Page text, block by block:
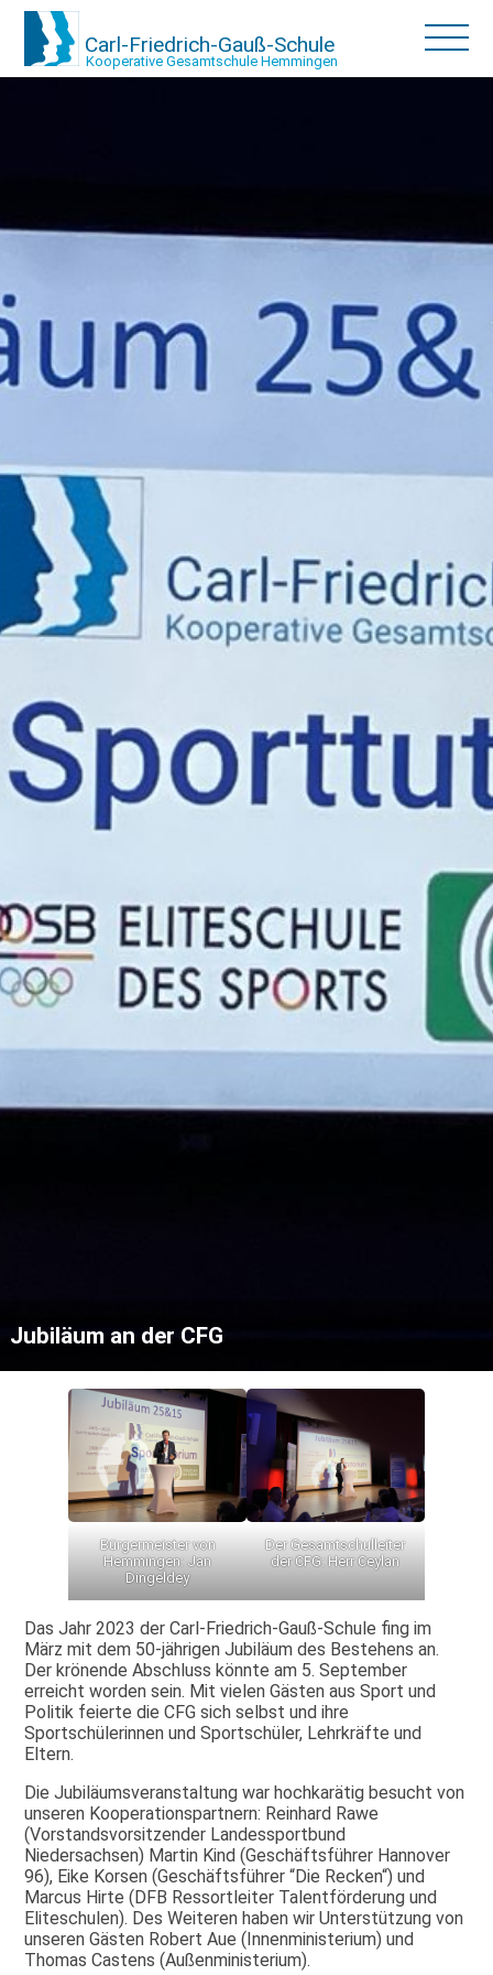
Carl-Friedrich-Gauß-Schule
Kooperative Gesamtschule Hemmingen
Jubiläum an der CFG
Bürgermeister von
Hemmingen: Jan
Dingeldey
Der Gesamtschulleiter
der CFG: Herr Ceylan
Das Jahr 2023 der Carl-Friedrich-Gauß-Schule fing im
März mit dem 50-jährigen Jubiläum des Bestehens an.
Der krönende Abschluss könnte am 5. September
erreicht worden sein. Mit vielen Gästen aus Sport und
Politik feierte die CFG sich selbst und ihre
Sportschülerinnen und Sportschüler, Lehrkräfte und
Eltern.
Die Jubiläumsveranstaltung war hochkarätig besucht von
unseren Kooperationspartnern: Reinhard Rawe
(Vorstandsvorsitzender Landessportbund
Niedersachsen) Martin Kind (Geschäftsführer Hannover
96), Eike Korsen (Geschäftsführer “Die Recken“) und
Marcus Hirte (DFB Ressortleiter Talentförderung und
Eliteschulen). Des Weiteren haben wir Unterstützung von
unseren Gästen Robert Aue (Innenministerium) und
Thomas Castens (Außenministerium).